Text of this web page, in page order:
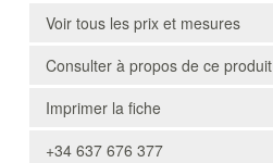
Voir tous les prix et mesures
Consulter à propos de ce produit
Imprimer la fiche
+34 637 676 377